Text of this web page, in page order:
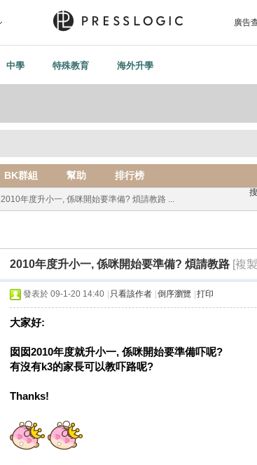
廣告
中學 特殊教育 海外升學
BK群組 幫助 排行榜
2010年度升小一, 係咪開始要準備? 煩請教路 ...
2010年度升小一, 係咪開始要準備? 煩請教路 [複
發表於 09-1-20 14:40 只看該作者 倒序瀏覽 打印
大家好:
囡囡2010年度就升小一, 係咪開始要準備吓呢?
有沒有k3的家長可以教吓路呢?
Thanks!